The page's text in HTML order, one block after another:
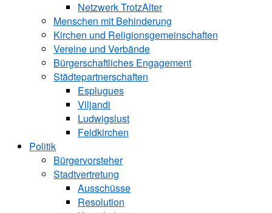
Netzwerk TrotzAlter
Menschen mit Behinderung
Kirchen und ­Religionsgemeinschaften
Vereine und Verbände
Bürgerschaftliches Engagement
Städtepartnerschaften
Esplugues
Viljandi
Ludwigslust
Feldkirchen
Politik
Bürgervorsteher
Stadtvertretung
Ausschüsse
Resolution